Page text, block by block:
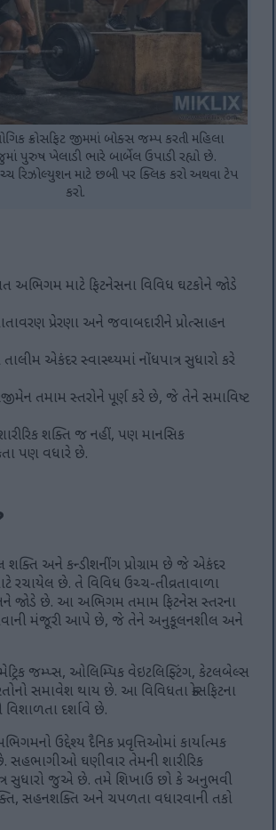
ક્રોસફિટ જીમમાં બોક્સ જમ્પ કરતી મહિલા
પુરુષ ખેલાડી ભારે બાર્બેલ ઉપાડી રહ્યો છે.
રિઝોલ્યુશન માટે છબી પર ક્લિક કરો અથવા ટેપ
કરો.
અભિગમ માટે ફિટનેસના વિવિધ ઘટકોને જોડે
પ્રેરણા અને જવાબદારીને પ્રોત્સાહન
તાલીમ એકંદર સ્વાસ્થ્યમાં નોંધપાત્ર સુધારો કરે
તમામ સ્તરોને પૂર્ણ કરે છે, જે તેને સમાવિષ્ટ
શારીરિક શક્તિ જ નહીં, પણ માનસિક
પણ વધારે છે.
શક્તિ અને કન્ડીશનીંગ પ્રોગ્રામ છે જે એકંદર
રચાયેલ છે. તે વિવિધ ઉચ્ચ-તીવ્રતાવાળા
જોડે છે. આ અભિગમ તમામ ફિટનેસ સ્તરના
મંજૂરી આપે છે, જે તેને અનુકૂલનશીલ અને
જમ્પ્સ, ઓલિમ્પિક વેઇટલિફ્ટિંગ, કેટલબેલ્સ
સમાવેશ થાય છે. આ વિવિધતા ક્રોસફિટના
દર્શાવે છે.
ઉદ્દેશ્ય દૈનિક પ્રવૃત્તિઓમાં કાર્યાત્મક
છે. સહભાગીઓ ઘણીવાર તેમની શારીરિક
સુધારો જુએ છે. તમે શિખાઉ છો કે અનુભવી
સહનશક્તિ અને ચપળતા વધારવાની તકો